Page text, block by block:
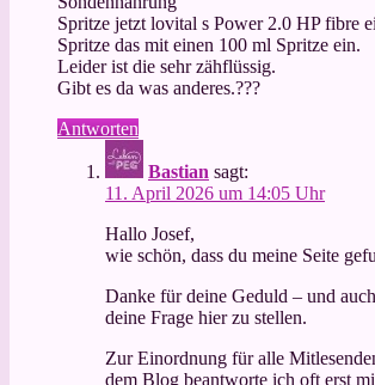
Spritze jetzt lovital s Power 2.0 HP fibre
Spritze das mit einen 100 ml Spritze ein.
Leider ist die sehr zähflüssig.
Gibt es da was anderes.???
Antworten
Bastian sagt:
11. April 2026 um 14:05 Uhr
Hallo Josef,
wie schön, dass du meine Seite
Danke für deine Geduld – und
deine Frage hier zu stellen.
Zur Einordnung für alle
dem Blog beantworte ich oft erst